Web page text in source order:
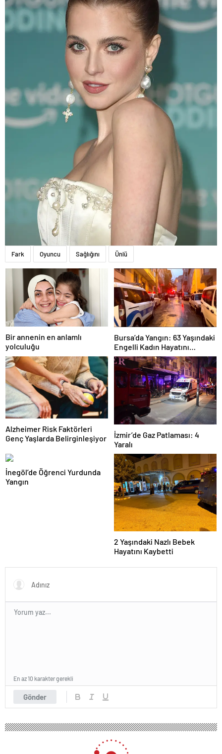
Fark Oyuncu Sağlığını Ünlü
Bir annenin en anlamlı
yolculuğu
Bursa’da Yangın: 63 Yaşındaki
Engelli Kadın Hayatını
Kaybetti
Alzheimer Risk Faktörleri
Genç Yaşlarda Belirginleşiyor
İzmir’de Gaz Patlaması: 4
Yaralı
İnegöl’de Öğrenci Yurdunda
Yangın
2 Yaşındaki Nazlı Bebek
Hayatını Kaybetti
Gönder
En az 10 karakter gerekli